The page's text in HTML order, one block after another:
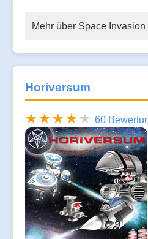
Mehr über Space Invasion
Horiversum
60